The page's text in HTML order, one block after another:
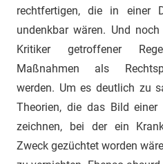
rechtfertigen, die in einer
undenkbar wären. Und
Kritiker getroffener
Maßnahmen als
werden. Um es deutlich zu
Theorien, die das Bild einer
zeichnen, bei der ein
Zweck gezüchtet worden